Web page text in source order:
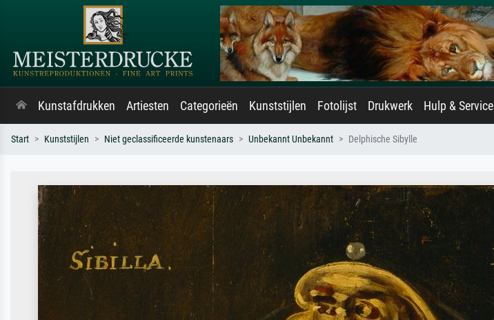
Kunstafdrukken Artiesten Categorieën Kunststijlen Fotolijst Drukwerk Hulp & Service
Start Kunststijlen Niet geclassificeerde kunstenaars Unbekannt Unbekannt Delphische Sibylle